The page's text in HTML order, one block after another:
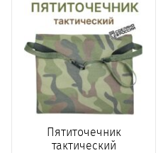
Пятиточечник
тактический